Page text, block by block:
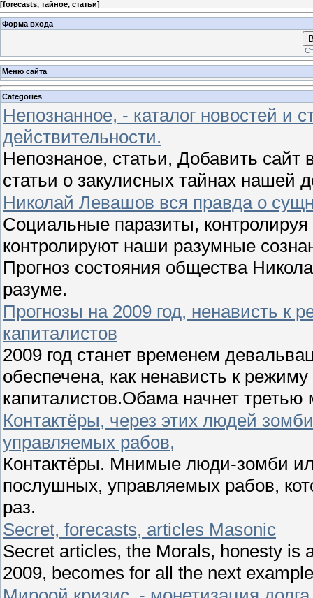
[forecasts, тайное, статьи]
Форма входа
Меню сайта
Categories
Непознанное, - каталог новостей и
действительности.
Непознаное, статьи, Добавить сайт
статьи о закулисных тайнах нашей
Николай Левашов вся правда о
Социальные паразиты,
контролируют наши разумные
Прогноз состояния общества
разуме.
Прогнозы на 2009 год, ненависть к
капиталистов
2009 год станет временем
обеспечена, как ненависть к
капиталистов.Обама начнет
Контактёры, через этих людей
управляемых рабов,
Контактёры. Мнимые люди-зомби
послушных, управляемых рабов,
раз.
Secret, forecasts, articles Masonic
Secret articles, the Morals, honesty is
2009, becomes for all the next